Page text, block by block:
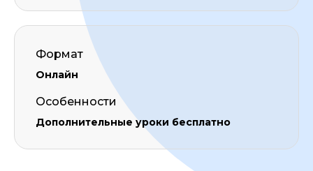
Формат
Онлайн
Особенности
Дополнительные уроки бесплатно